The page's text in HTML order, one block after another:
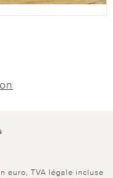
euro, TVA légale incluse